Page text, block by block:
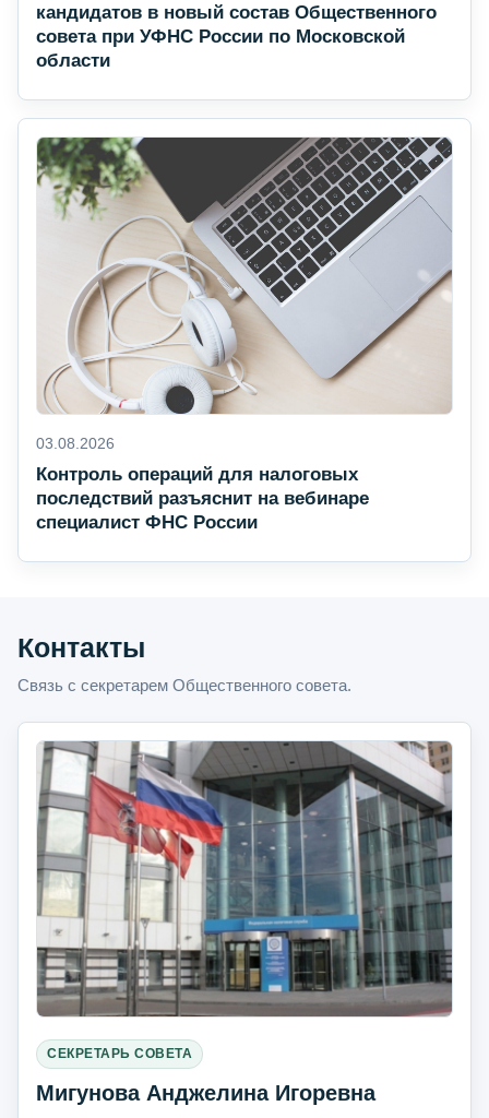
кандидатов в новый состав Общественного
совета при УФНС России по Московской
области
03.08.2026
Контроль операций для налоговых
последствий разъяснит на вебинаре
специалист ФНС России
Контакты
Связь с секретарем Общественного совета.
СЕКРЕТАРЬ СОВЕТА
Мигунова Анджелина Игоревна